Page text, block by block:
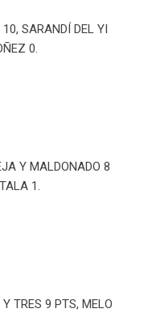
10, SARANDÍ DEL YI
0.
Y MALDONADO 8
1.
TRES 9 PTS, MELO